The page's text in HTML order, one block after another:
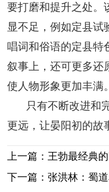
要打磨和提升之处。
显不足，例如定县试
唱词和俗语的定县特
叙事上，还可更多还
使人物形象更加丰满。
只有不断改进和
更远，让晏阳初的故
上一篇：王勃最经典
下一篇：张洪林：蜀